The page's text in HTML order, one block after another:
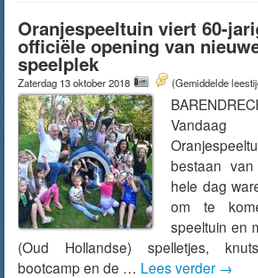
Oranjespeeltuin viert 60-
officiële opening van
speelplek
Zaterdag 13 oktober 2018 (Gemiddelde
bestaan
hele dag
om te
speeltuin en
(Oud Hollandse) spelletjes,
bootcamp en de … Lees verder →